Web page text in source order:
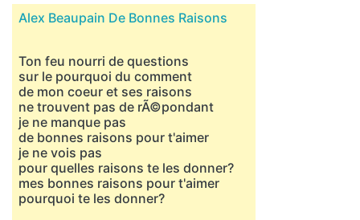
Alex Beaupain De Bonnes Raisons
Ton feu nourri de questions
sur le pourquoi du comment
de mon coeur et ses raisons
ne trouvent pas de rÃ©pondant
je ne manque pas
de bonnes raisons pour t'aimer
je ne vois pas
pour quelles raisons te les donner?
mes bonnes raisons pour t'aimer
pourquoi te les donner?